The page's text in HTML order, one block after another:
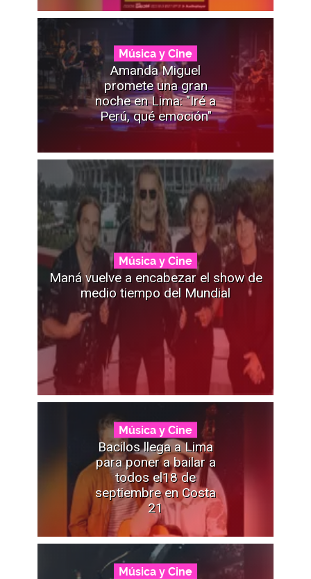
Música y Cine
Amanda Miguel
promete una gran
noche en Lima: "Iré a
Perú, qué emoción"
Música y Cine
Maná vuelve a encabezar el show de
medio tiempo del Mundial
Música y Cine
Bacilos llega a Lima
para poner a bailar a
todos el18 de
septiembre en Costa
21
Música y Cine